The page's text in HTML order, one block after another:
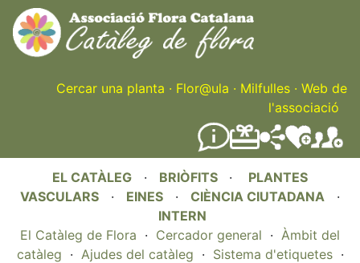
Skip
to
main
content
Cercar una planta · Flor@ula · Milfulles · Web de
l'associació
EL CATÀLEG · BRIÒFITS · PLANTES
VASCULARS · EINES · CIÈNCIA CIUTADANA ·
INTERN
El Catàleg de Flora · Cercador general · Àmbit del
catàleg · Ajudes del catàleg · Sistema d'etiquetes·